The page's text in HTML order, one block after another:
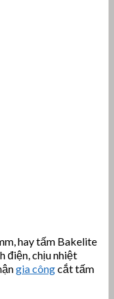
hay tấm Bakelite
điện, chịu nhiệt
gia côngcắt tấm